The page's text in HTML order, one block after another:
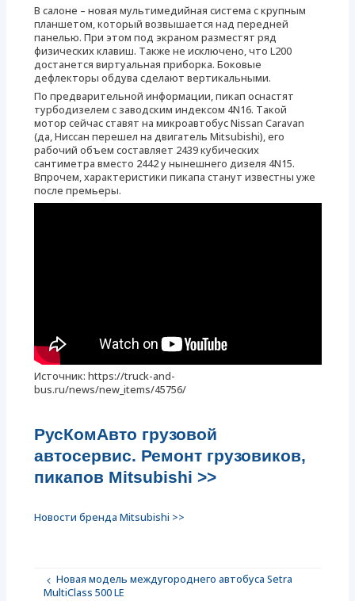
В салоне – новая мультимедийная система с крупным
планшетом, который возвышается над передней
панелью. При этом под экраном разместят ряд
физических клавиш. Также не исключено, что L200
достанется виртуальная приборка. Боковые
дефлекторы обдува сделают вертикальными.
По предварительной информации, пикап оснастят
турбодизелем с заводским индексом 4N16. Такой
мотор сейчас ставят на микроавтобус Nissan Caravan
(да, Ниссан перешел на двигатель Mitsubishi), его
рабочий объем составляет 2439 кубических
сантиметра вместо 2442 у нынешнего дизеля 4N15.
Впрочем, характеристики пикапа станут известны уже
после премьеры.
Источник: https://truck-and-
bus.ru/news/new_items/45756/
РусКомАвто грузовой
автосервис. Ремонт грузовиков,
пикапов Mitsubishi >>
Новости бренда Mitsubishi >>
Новая модель междугороднего автобуса Setra
MultiClass 500 LE